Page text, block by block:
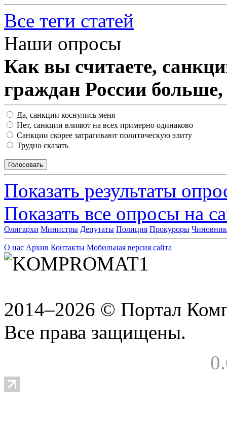
Все теги статей
Наши опросы
Как вы считаете,
граждан России
Да, санкции коснулись меня
Нет, санкции влияют на всех примерно одинаково
Санкции скорее затрагивают политическую элиту
Трудно сказать
Показать результаты
Показать все опросы на
Олигархи Министры Депутаты Полиция Прокуроры
О нас Архив Контакты Мобильная версия сайта
2014–2026 © Портал
Все права защищены.